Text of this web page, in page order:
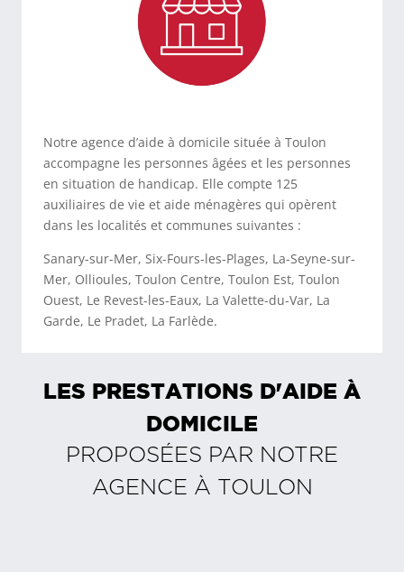
Notre agence d’aide à domicile située à Toulon
accompagne les personnes âgées et les personnes
en situation de handicap. Elle compte 125
auxiliaires de vie et aide ménagères qui opèrent
dans les localités et communes suivantes :
Sanary-sur-Mer, Six-Fours-les-Plages, La-Seyne-sur-
Mer, Ollioules, Toulon Centre, Toulon Est, Toulon
Ouest, Le Revest-les-Eaux, La Valette-du-Var, La
Garde, Le Pradet, La Farlède.
LES PRESTATIONS D'AIDE À
DOMICILE
PROPOSÉES PAR NOTRE
AGENCE À TOULON